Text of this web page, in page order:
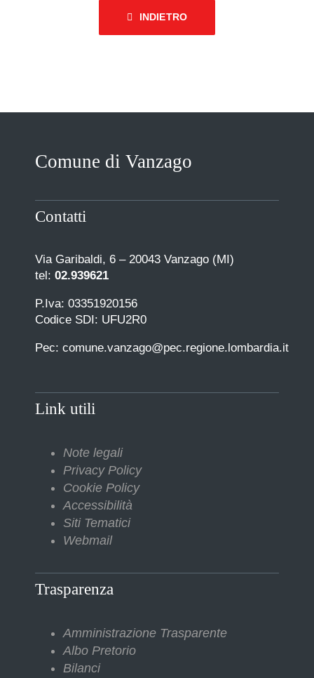
INDIETRO
Comune di Vanzago
Contatti
Via Garibaldi, 6 – 20043 Vanzago (MI)
tel: 02.939621
P.Iva: 03351920156
Codice SDI: UFU2R0
Pec: comune.vanzago@pec.regione.lombardia.it
Link utili
Note legali
Privacy Policy
Cookie Policy
Accessibilità
Siti Tematici
Webmail
Trasparenza
Amministrazione Trasparente
Albo Pretorio
Bilanci